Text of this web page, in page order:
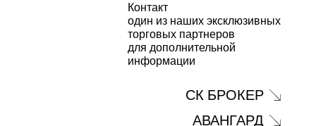
СК БРОКЕР
АВАНГАРД
Контакт
один из наших эксклюзивных
торговых партнеров
для дополнительной
информации